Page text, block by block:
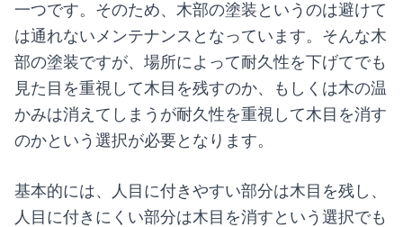
一つです。そのため、木部の塗装というのは避けて
は通れないメンテナンスとなっています。そんな木
部の塗装ですが、場所によって耐久性を下げてでも
見た目を重視して木目を残すのか、もしくは木の温
かみは消えてしまうが耐久性を重視して木目を消す
のかという選択が必要となります。
基本的には、人目に付きやすい部分は木目を残し、
人目に付きにくい部分は木目を消すという選択でも